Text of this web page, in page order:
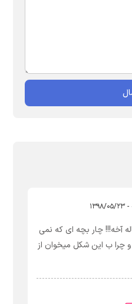
آخه!!! چار بچه ای که نمی
چرا ب این شکل میخوان از